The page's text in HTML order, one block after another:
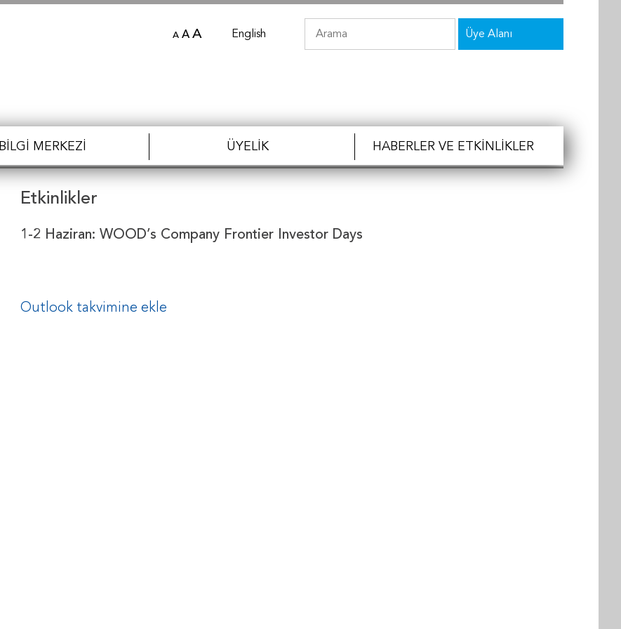
BILGI MERKEZI ÜYELIK HABERLER VE ETKINLIKLER
A A A English Üye Alanı
Etkinlikler
1-2 Haziran: WOOD’s Company Frontier Investor Days
Outlook takvimine ekle